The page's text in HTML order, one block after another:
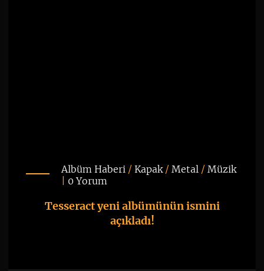
Albüm Haberi/ Kapak/ Metal/ Müzik
0 Yorum
Tesseract yeni albümünün ismini
açıkladı!